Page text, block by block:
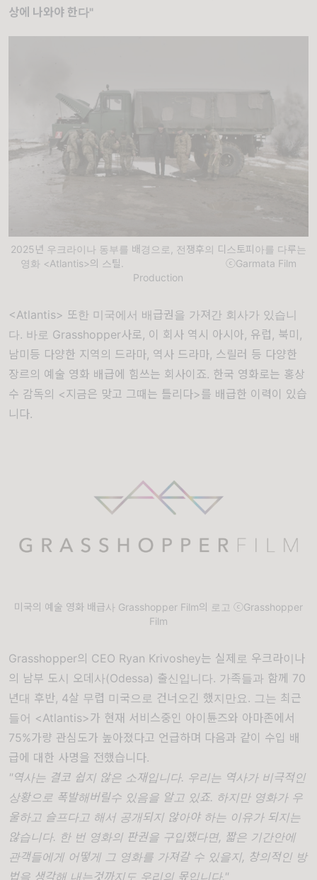
상에 나와야 한다"
2025년 우크라이나 동부를 배경으로, 전쟁후의 디스토피아를 다루는
영화 <Atlantis>의 스틸. ⓒGarmata Film
Production
<Atlantis> 또한 미국에서 배급권을 가져간 회사가 있습니
다. 바로 Grasshopper사로, 이 회사 역시 아시아, 유럽, 북미,
남미등 다양한 지역의 드라마, 역사 드라마, 스릴러 등 다양한
장르의 예술 영화 배급에 힘쓰는 회사이죠. 한국 영화로는 홍상
수 감독의 <지금은 맞고 그때는 틀리다>를 배급한 이력이 있습
니다.
미국의 예술 영화 배급사 Grasshopper Film의 로고 ⓒGrasshopper
Film
Grasshopper의 CEO Ryan Krivoshey는 실제로 우크라이나
의 남부 도시 오데사(Odessa) 출신입니다. 가족들과 함께 70
년대 후반, 4살 무렵 미국으로 건너오긴 했지만요. 그는 최근
들어 <Atlantis>가 현재 서비스중인 아이튠즈와 아마존에서
75%가량 관심도가 높아졌다고 언급하며 다음과 같이 수입 배
급에 대한 사명을 전했습니다.
"역사는 결코 쉽지 않은 소재입니다. 우리는 역사가 비극적인
상황으로 폭발해버릴수 있음을 알고 있죠. 하지만 영화가 우
울하고 슬프다고 해서 공개되지 않아야 하는 이유가 되지는
않습니다. 한 번 영화의 판권을 구입했다면, 짧은 기간안에
관객들에게 어떻게 그 영화를 가져갈 수 있을지, 창의적인 방
법을 생각해 내는것까지도 우리의 몫입니다."